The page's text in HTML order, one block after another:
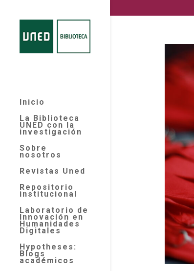
Inicio
La Biblioteca
UNED con la
investigación
Sobre
nosotros
Revistas Uned
Repositorio
institucional
Laboratorio de
Innovación en
Humanidades
Digitales
Hypotheses:
Blogs
académicos